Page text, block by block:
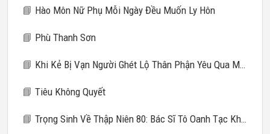
📘 Hào Môn Nữ Phụ Mỗi Ngày Đều Muốn Ly Hôn
📘 Phù Thanh Sơn
📘 Khi Kẻ Bị Vạn Người Ghét Lộ Thân Phận Yêu Qua Mạng
📘 Tiêu Không Quyết
📘 Trọng Sinh Về Thập Niên 80: Bác Sĩ Tô Oanh Tạc Khắp Nơi